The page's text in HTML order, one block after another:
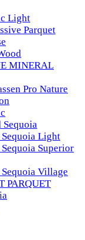
Light
Parquet
MINERAL
Pro Nature
Light
Superior
Village
PARQUET